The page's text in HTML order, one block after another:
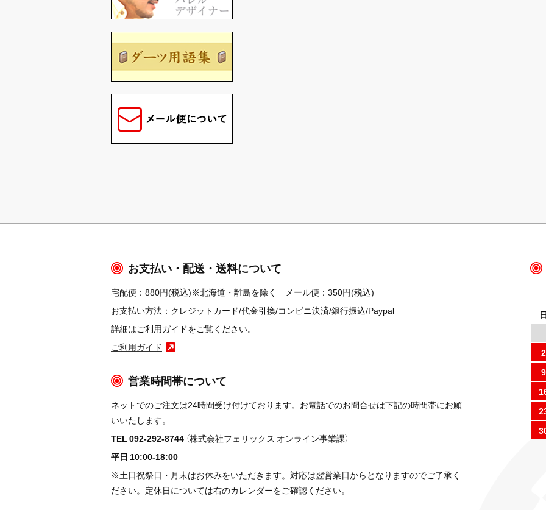
お支払い・配送・送料について
宅配便：880円(税込)※北海道・離島を除く メール便：350円(税込)
お支払い方法：クレジットカード/代金引換/コンビニ決済/銀行振込/Paypal
詳細はご利用ガイドをご覧ください。
ご利用ガイド
営業時間帯について
ネットでのご注文は24時間受け付けております。お電話でのお問合せは下記の時間帯にお願
いいたします。
TEL 092-292-8744 （株式会社フェリックス オンライン事業課）
平日 10:00-18:00
※土日祝祭日・月末はお休みをいただきます。対応は翌営業日からとなりますのでご了承く
ださい。定休日については右のカレンダーをご確認ください。
2
9